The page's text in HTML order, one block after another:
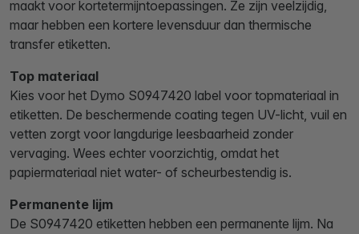
maakt voor kortetermijntoepassingen. Ze zijn veelzijdig,
maar hebben een kortere levensduur dan thermische
transfer etiketten.
Top materiaal
Kies voor het Dymo S0947420 label voor topmateriaal in
etiketten. De beschermende coating tegen UV-licht, vuil en
vetten zorgt voor langdurige leesbaarheid zonder
vervaging. Wees echter voorzichtig, omdat het
papiermateriaal niet water- of scheurbestendig is.
Permanente lijm
De S0947420 etiketten hebben een permanente lijm. Na